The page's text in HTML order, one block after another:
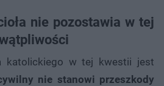
nie pozostawia w tej
katolickiego w tej kwestii jest
nie stanowi przeszkody